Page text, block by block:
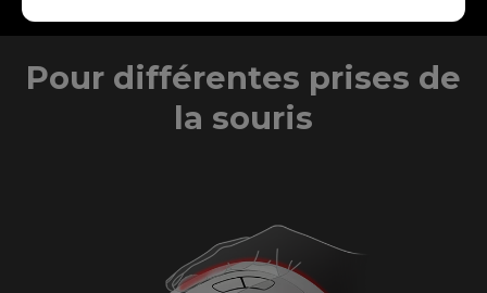
Pour différentes prises de
la souris